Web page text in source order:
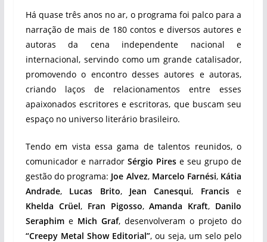
Há quase três anos no ar, o programa foi palco para a
narração de mais de 180 contos e diversos autores e
autoras da cena independente nacional e
internacional, servindo como um grande catalisador,
promovendo o encontro desses autores e autoras,
criando laços de relacionamentos entre esses
apaixonados escritores e escritoras, que buscam seu
espaço no universo literário brasileiro.
Tendo em vista essa gama de talentos reunidos, o
comunicador e narrador Sérgio Pires e seu grupo de
gestão do programa: Joe Alvez, Marcelo Farnési, Kátia
Andrade, Lucas Brito, Jean Canesqui, Francise
Khelda Crüel, Fran Pigosso,Amanda Kraft, Danilo
Seraphime Mich Graf, desenvolveram o projeto do
“Creepy Metal Show Editorial”, ou seja, um selo pelo